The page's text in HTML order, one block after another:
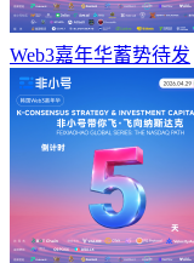
Web3嘉年华蓄势待发